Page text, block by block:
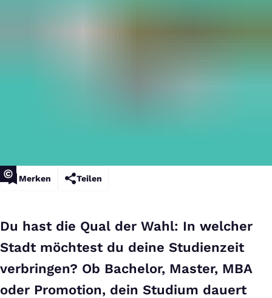
Merken Teilen
Du hast die Qual der Wahl: In welcher
Stadt möchtest du deine Studienzeit
verbringen? Ob Bachelor, Master, MBA
oder Promotion, dein Studium dauert